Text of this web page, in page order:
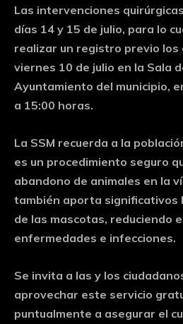
Las intervenciones
días 14 y 15 de julio, para lo
realizar un registro previo los
viernes 10 de julio en la Sala
Ayuntamiento del municipio,
a 15:00 horas.
La SSM recuerda a la
es un procedimiento seguro
abandono de animales en la
también aporta significativos
de las mascotas, reduciendo
enfermedades e infecciones.
Se invita a las y los
aprovechar este servicio
puntualmente a asegurar el